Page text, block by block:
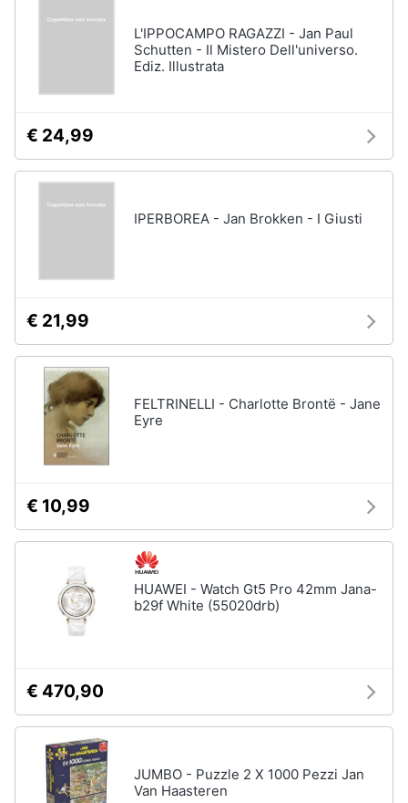
L'IPPOCAMPO RAGAZZI - Jan Paul
Schutten - Il Mistero Dell'universo.
Ediz. Illustrata
€ 24,99
IPERBOREA - Jan Brokken - I Giusti
€ 21,99
FELTRINELLI - Charlotte Brontë - Jane
Eyre
€ 10,99
HUAWEI - Watch Gt5 Pro 42mm Jana-
b29f White (55020drb)
€ 470,90
JUMBO - Puzzle 2 X 1000 Pezzi Jan
Van Haasteren